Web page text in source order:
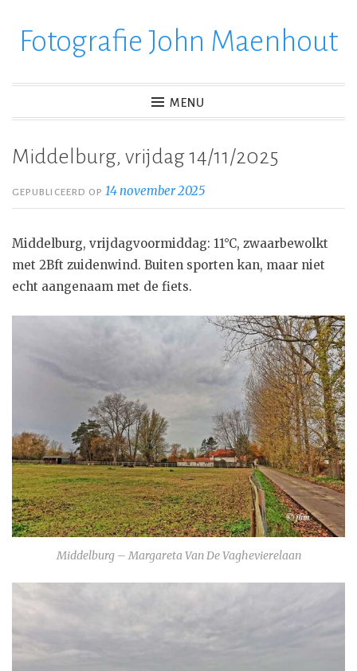
verderFotografie John Maenhout
MENU
Middelburg, vrijdag 14/11/2025
GEPUBLICEERD OP14 november 2025
Middelburg, vrijdagvoormiddag: 11°C, zwaarbewolkt
met 2Bft zuidenwind. Buiten sporten kan, maar niet
echt aangenaam met de fiets.
Middelburg – Margareta Van De Vaghevierelaan